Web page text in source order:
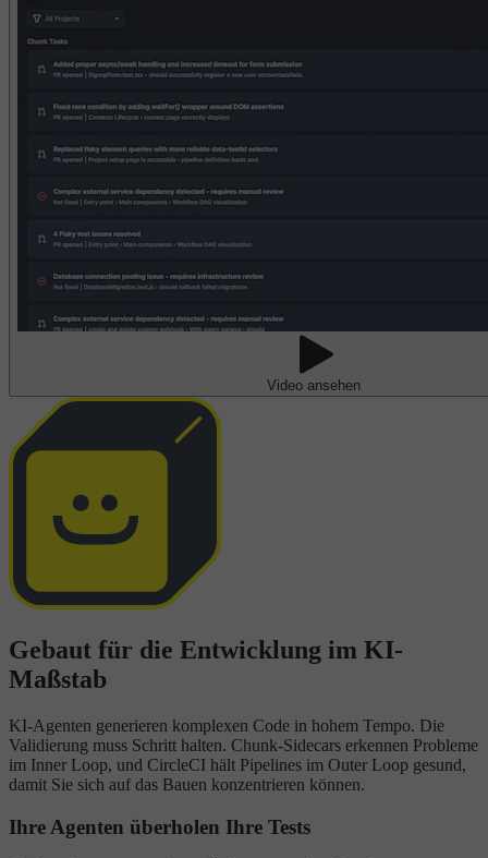
Video ansehen
Gebaut für die Entwicklung im KI-
Maßstab
KI-Agenten generieren komplexen Code in hohem Tempo. Die
Validierung muss Schritt halten. Chunk-Sidecars erkennen Probleme
im Inner Loop, und CircleCI hält Pipelines im Outer Loop gesund,
damit Sie sich auf das Bauen konzentrieren können.
Ihre Agenten überholen Ihre Tests